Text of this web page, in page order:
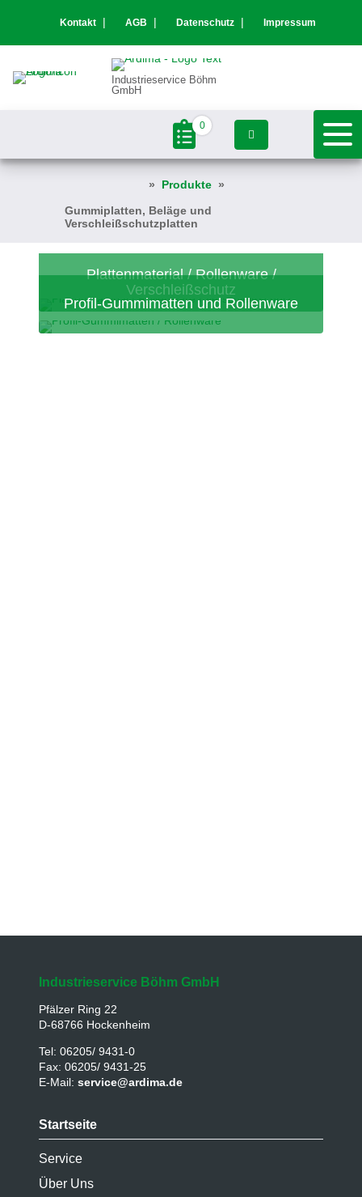
Kontakt AGB Datenschutz Impressum
Industrieservice Böhm
GmbH
0
Industrieservice
Böhm
GmbH
Produkte
Gummiplatten, Beläge und
Verschleißschutzplatten
Plattenmaterial / Rollenware /
Verschleißschutz
Profil-Gummimatten und Rollenware
Industrieservice Böhm GmbH
Pfälzer Ring 22
D-68766 Hockenheim
Tel: 06205/ 9431-0
Fax: 06205/ 9431-25
E-Mail: service@ardima.de
Startseite
Service
Über Uns